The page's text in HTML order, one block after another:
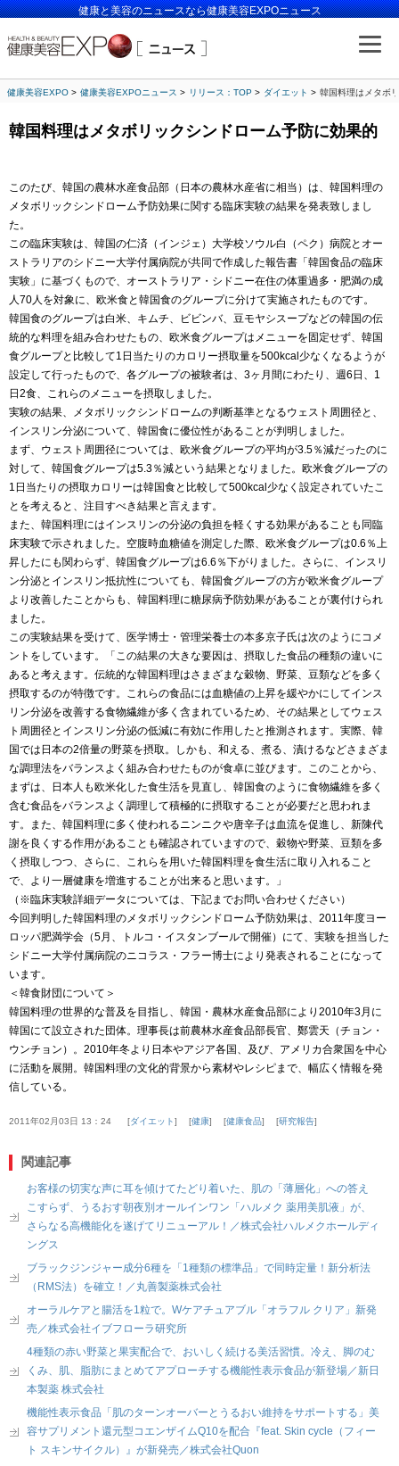
健康と美容のニュースなら健康美容EXPOニュース
健康美容EXPO 健康美容EXPOニュース リリース：TOP ダイエット 韓国料理はメタボ
韓国料理はメタボリックシンドローム予防に効果的
このたび、韓国の農林水産食品部（日本の農林水産省に相当）は、韓国料理の
メタボリックシンドローム予防効果に関する臨床実験の結果を発表致しまし
た。
この臨床実験は、韓国の仁済（インジェ）大学校ソウル白（ペク）病院とオー
ストラリアのシドニー大学付属病院が共同で作成した報告書「韓国食品の臨床
実験」に基づくもので、オーストラリア・シドニー在住の体重過多・肥満の成
人70人を対象に、欧米食と韓国食のグループに分けて実施されたものです。
韓国食のグループは白米、キムチ、ビビンバ、豆モヤシスープなどの韓国の伝
統的な料理を組み合わせたもの、欧米食グループはメニューを固定せず、韓国
食グループと比較して1日当たりのカロリー摂取量を500kcal少なくなるようが
設定して行ったもので、各グループの被験者は、3ヶ月間にわたり、週6日、1
日2食、これらのメニューを摂取しました。
実験の結果、メタボリックシンドロームの判断基準となるウェスト周囲径と、
インスリン分泌について、韓国食に優位性があることが判明しました。
まず、ウェスト周囲径については、欧米食グループの平均が3.5％減だったのに
対して、韓国食グループは5.3％減という結果となりました。欧米食グループの
1日当たりの摂取カロリーは韓国食と比較して500kcal少なく設定されていたこ
とを考えると、注目すべき結果と言えます。
また、韓国料理にはインスリンの分泌の負担を軽くする効果があることも同臨
床実験で示されました。空腹時血糖値を測定した際、欧米食グループは0.6％上
昇したにも関わらず、韓国食グループは6.6％下がりました。さらに、インスリ
ン分泌とインスリン抵抗性についても、韓国食グループの方が欧米食グループ
より改善したことからも、韓国料理に糖尿病予防効果があることが裏付けられ
ました。
この実験結果を受けて、医学博士・管理栄養士の本多京子氏は次のようにコメ
ントをしています。「この結果の大きな要因は、摂取した食品の種類の違いに
あると考えます。伝統的な韓国料理はさまざまな穀物、野菜、豆類などを多く
摂取するのが特徴です。これらの食品には血糖値の上昇を緩やかにしてインス
リン分泌を改善する食物繊維が多く含まれているため、その結果としてウェス
ト周囲径とインスリン分泌の低減に有効に作用したと推測されます。実際、韓
国では日本の2倍量の野菜を摂取。しかも、和える、煮る、漬けるなどさまざま
な調理法をバランスよく組み合わせたものが食卓に並びます。このことから、
まずは、日本人も欧米化した食生活を見直し、韓国食のように食物繊維を多く
含む食品をバランスよく調理して積極的に摂取することが必要だと思われま
す。また、韓国料理に多く使われるニンニクや唐辛子は血流を促進し、新陳代
謝を良くする作用があることも確認されていますので、穀物や野菜、豆類を多
く摂取しつつ、さらに、これらを用いた韓国料理を食生活に取り入れること
で、より一層健康を増進することが出来ると思います。」
（※臨床実験詳細データについては、下記までお問い合わせください）
今回判明した韓国料理のメタボリックシンドローム予防効果は、2011年度ヨー
ロッパ肥満学会（5月、トルコ・イスタンブールで開催）にて、実験を担当した
シドニー大学付属病院のニコラス・フラー博士により発表されることになって
います。
＜韓食財団について＞
韓国料理の世界的な普及を目指し、韓国・農林水産食品部により2010年3月に
韓国にて設立された団体。理事長は前農林水産食品部長官、鄭雲天（チョン・
ウンチョン）。2010年冬より日本やアジア各国、及び、アメリカ合衆国を中心
に活動を展開。韓国料理の文化的背景から素材やレシピまで、幅広く情報を発
信している。
2011年02月03日 13：24 ダイエット 健康 健康食品 研究報告
関連記事
お客様の切実な声に耳を傾けてたどり着いた、肌の「薄層化」への答え
こすらず、うるおす朝夜別オールインワン「ハルメク 薬用美肌液」が、
さらなる高機能化を遂げてリニューアル！／株式会社ハルメクホールディ
ングス
ブラックジンジャー成分6種を「1種類の標準品」で同時定量！新分析法
（RMS法）を確立！／丸善製薬株式会社
オーラルケアと腸活を1粒で。Wケアチュアブル「オラフル クリア」新発
売／株式会社イブフローラ研究所
4種類の赤い野菜と果実配合で、おいしく続ける美活習慣。冷え、脚のむ
くみ、肌、脂肪にまとめてアプローチする機能性表示食品が新登場／新日
本製薬 株式会社
機能性表示食品「肌のターンオーバーとうるおい維持をサポートする」美
容サプリメント還元型コエンザイムQ10を配合『feat. Skin cycle（フィー
ト スキンサイクル）』が新発売／株式会社Quon